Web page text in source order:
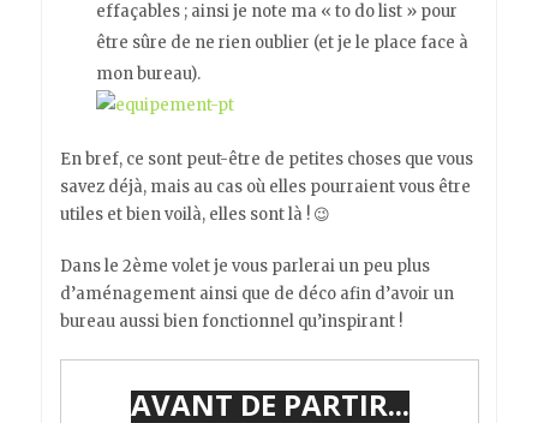
effaçables ; ainsi je note ma « to do list » pour
être sûre de ne rien oublier (et je le place face à
mon bureau).
En bref, ce sont peut-être de petites choses que vous
savez déjà, mais au cas où elles pourraient vous être
utiles et bien voilà, elles sont là ! 😉
Dans le 2ème volet je vous parlerai un peu plus
d’aménagement ainsi que de déco afin d’avoir un
bureau aussi bien fonctionnel qu’inspirant !